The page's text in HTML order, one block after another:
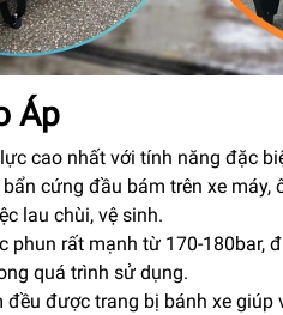
Áp
cao nhất với tính năng đặc
cứng đầu bám trên xe máy,
lau chùi, vệ sinh.
rất mạnh từ 170-180bar,
quá trình sử dụng.
được trang bị bánh xe giúp